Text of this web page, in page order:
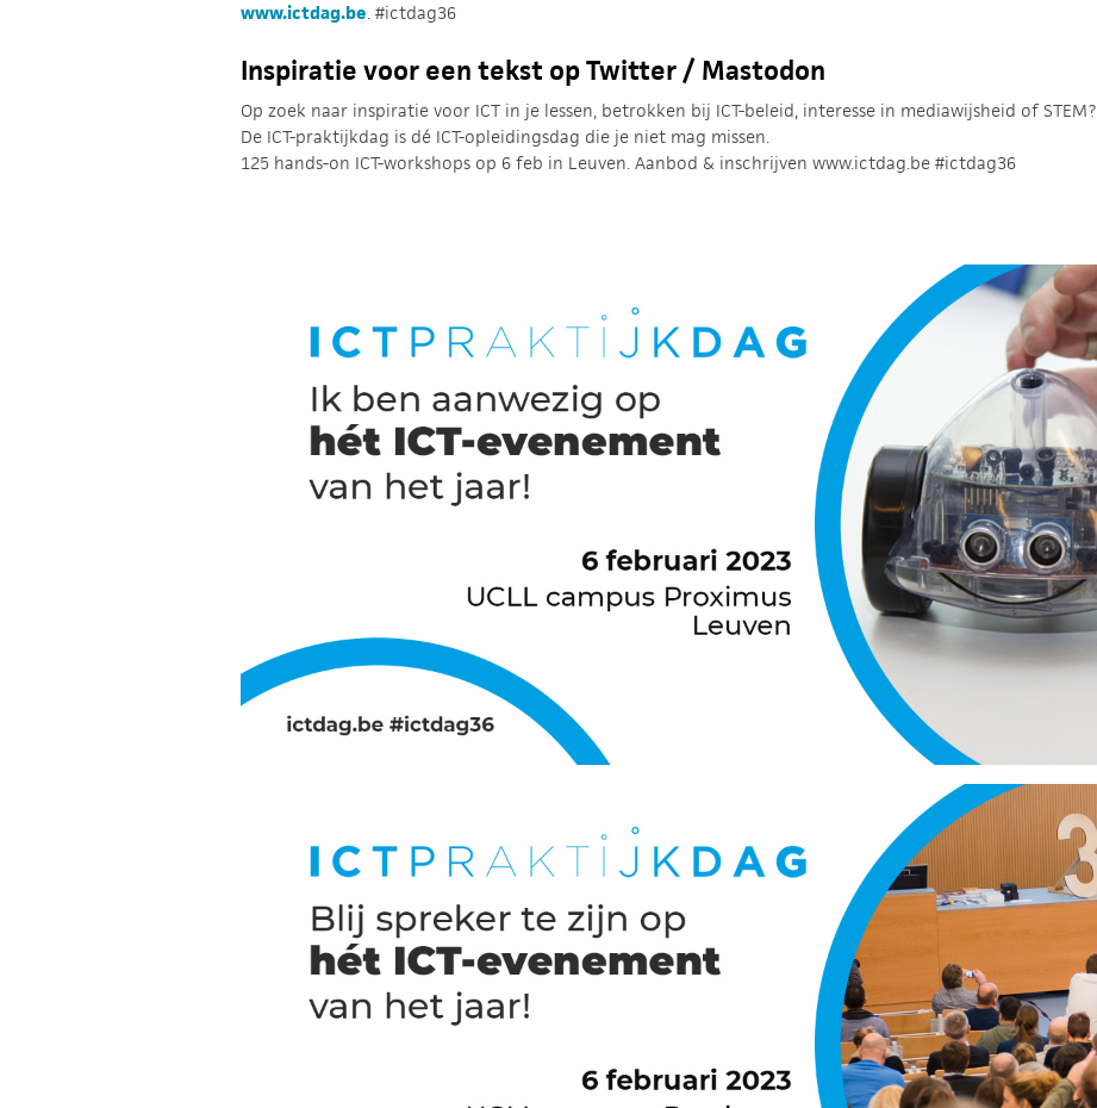
www.ictdag.be. #ictdag36
Inspiratie voor een tekst op Twitter / Mastodon
Op zoek naar inspiratie voor ICT in je lessen, betrokken bij ICT-beleid, interesse in mediawijsheid of STEM?
De ICT-praktijkdag is dé ICT-opleidingsdag die je niet mag missen.
125 hands-on ICT-workshops op 6 feb in Leuven. Aanbod & inschrijven www.ictdag.be #ictdag36